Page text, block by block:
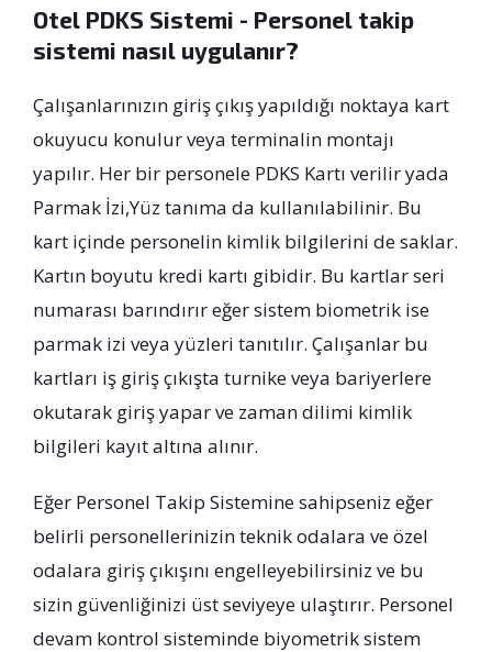
Otel PDKS Sistemi - Personel takip
sistemi nasıl uygulanır?
Çalışanlarınızın giriş çıkış yapıldığı noktaya kart
okuyucu konulur veya terminalin montajı
yapılır. Her bir personele PDKS Kartı verilir yada
Parmak İzi,Yüz tanıma da kullanılabilinir. Bu
kart içinde personelin kimlik bilgilerini de saklar.
Kartın boyutu kredi kartı gibidir. Bu kartlar seri
numarası barındırır eğer sistem biometrik ise
parmak izi veya yüzleri tanıtılır. Çalışanlar bu
kartları iş giriş çıkışta turnike veya bariyerlere
okutarak giriş yapar ve zaman dilimi kimlik
bilgileri kayıt altına alınır.
Eğer Personel Takip Sistemine sahipseniz eğer
belirli personellerinizin teknik odalara ve özel
odalara giriş çıkışını engelleyebilirsiniz ve bu
sizin güvenliğinizi üst seviyeye ulaştırır. Personel
devam kontrol sisteminde biyometrik sistem